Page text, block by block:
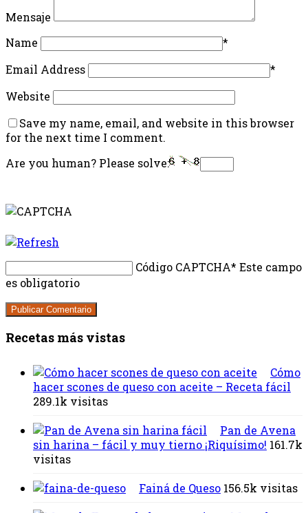
Mensaje
Name
*
Email Address
*
Website
Save my name, email, and website in this browser
for the next time I comment.
Are you human? Please solve:
Código CAPTCHA* Este campo
es obligatorio
Recetas más vistas
Cómo
hacer scones de queso con aceite – Receta fácil
289.1k visitas
Pan de Avena
sin harina – fácil y muy tierno ¡Riquísimo! 161.7k
visitas
Fainá de Queso 156.5k visitas